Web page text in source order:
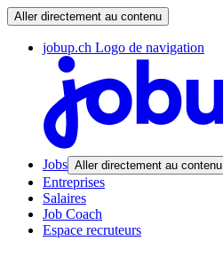
Aller directement au contenu
jobup.ch Logo de navigation
Jobs Aller directement au contenu
Entreprises
Salaires
Job Coach
Espace recruteurs